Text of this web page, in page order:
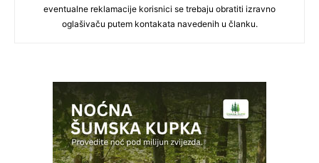
eventualne reklamacije korisnici se trebaju obratiti izravno
oglašivaču putem kontakata navedenih u članku.